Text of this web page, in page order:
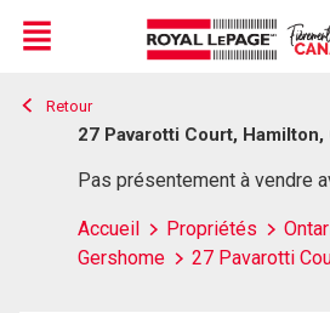
Live
En Direct
Menu
Retour
27 Pavarotti Court, Hamilton,
Pas présentement à vendre
Accueil Propriétés
Gershome
27 Pavarotti